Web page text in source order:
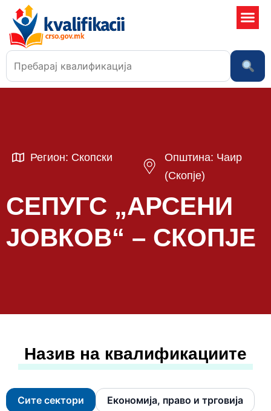
Регион: Скопски
Општина: Чаир
(Скопје)
СЕПУГС „АРСЕНИ
ЈОВКОВ“ – СКОПЈЕ
Назив на квалификациите
Сите сектори Економија, право и трговија